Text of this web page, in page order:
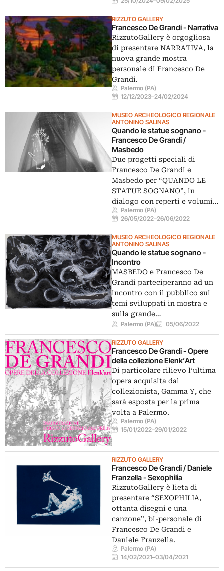
RIZZUTO GALLERY
Francesco De Grandi - Narrativa
RizzutoGallery è orgogliosa
di presentare NARRATIVA, la
nuova grande mostra
personale di Francesco De
Grandi.
Palermo (PA)
12/12/2023–24/02/2024
MUSEO ARCHEOLOGICO REGIONALE
ANTONINO SALINAS
Quando le statue sognano -
Francesco De Grandi /
Masbedo
Due progetti speciali di
Francesco De Grandi e
Masbedo per “QUANDO LE
STATUE SOGNANO”, in
dialogo con reperti e volumi…
Palermo (PA)
26/05/2022–26/06/2022
MUSEO ARCHEOLOGICO REGIONALE
ANTONINO SALINAS
Quando le statue sognano -
Incontro
MASBEDO e Francesco De
Grandi parteciperanno ad un
incontro con il pubblico sui
temi sviluppati in mostra e
sulla grande…
Palermo (PA) 05/06/2022
RIZZUTO GALLERY
Francesco De Grandi - Opere
della collezione Elenk’Art
Di particolare rilievo l’ultima
opera acquisita dal
collezionista, Gamma Y, che
sarà esposta per la prima
volta a Palermo.
Palermo (PA)
15/01/2022–29/01/2022
RIZZUTO GALLERY
Francesco De Grandi / Daniele
Franzella - Sexophilia
RizzutoGallery è lieta di
presentare “SEXOPHILIA,
ottanta disegni e una
canzone”, bi-personale di
Francesco De Grandi e
Daniele Franzella.
Palermo (PA)
14/02/2021–03/04/2021